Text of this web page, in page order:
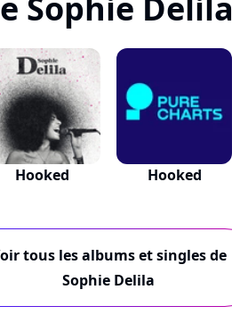
Hooked Hooked
tous les albums et singles de
Sophie Delila